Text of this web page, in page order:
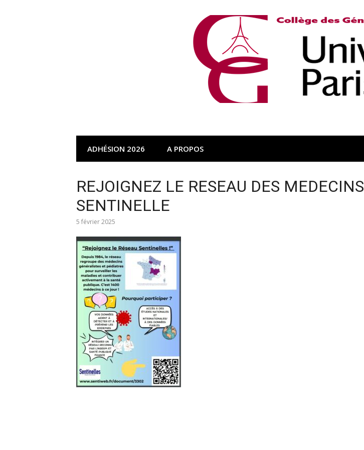
ADHÉSION 2026 A PROPOS
REJOIGNEZ LE RESEAU DES MEDECINS
SENTINELLE
5 février 2025